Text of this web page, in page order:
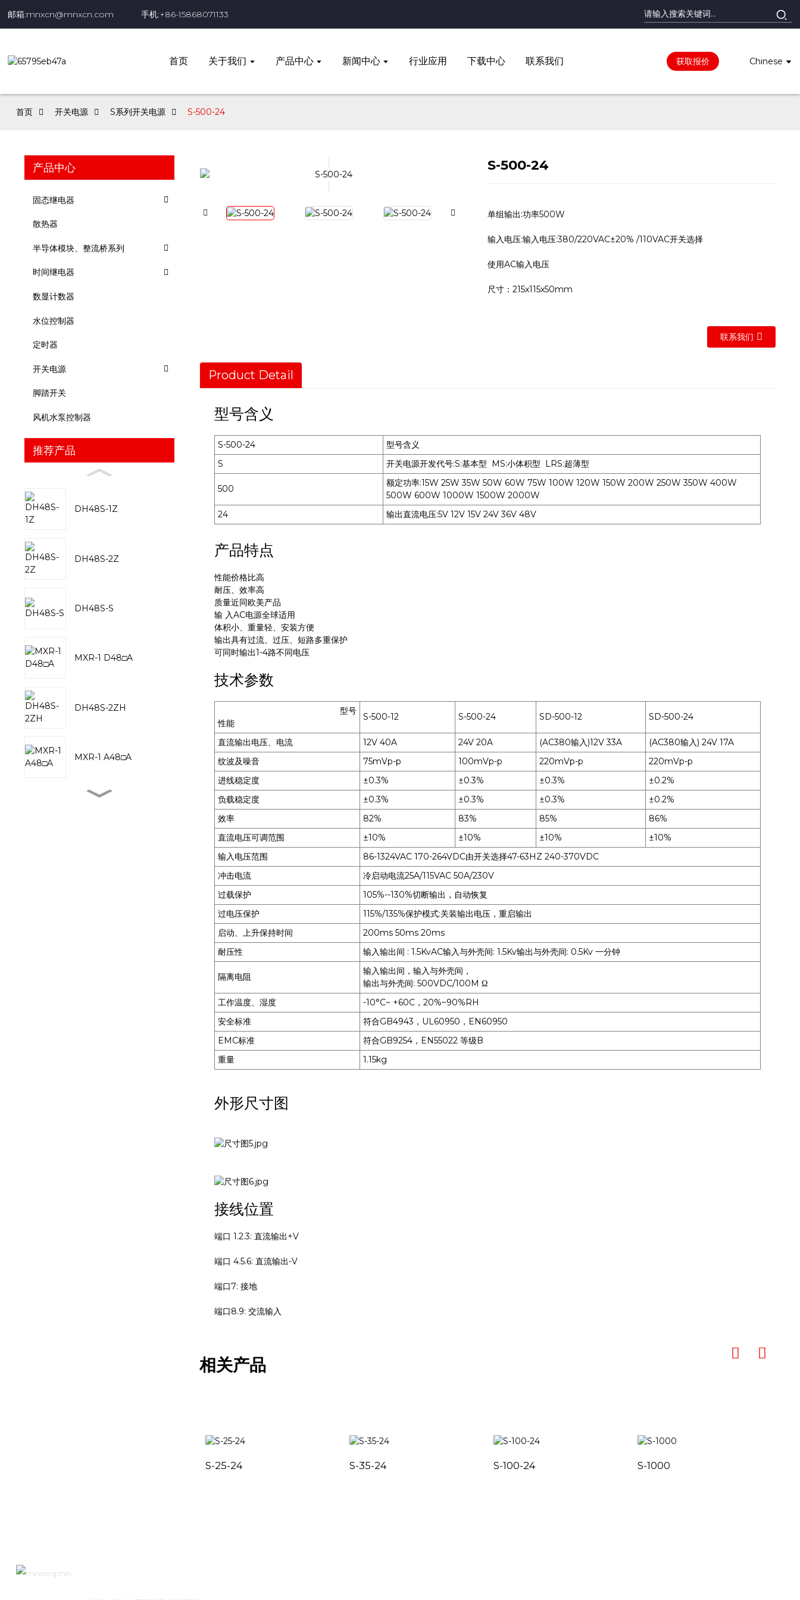
邮箱:mnxcn@mnxcn.com 手机:+86-15868071133
首页 关于我们 产品中心 新闻中心 行业应用 下载中心 联系我们 获取报价 Chinese
首页 开关电源 S系列开关电源 S-500-24
产品中心
固态继电器
散热器
半导体模块、整流桥系列
时间继电器
数显计数器
水位控制器
定时器
开关电源
脚踏开关
风机水泵控制器
推荐产品
DH48S-1Z
DH48S-2Z
DH48S-S
MXR-1 D48□A
DH48S-2ZH
MXR-1 A48□A
S-500-24
单组输出:功率500W
输入电压:输入电压:380/220VAC±20% /110VAC开关选择
使用AC输入电压
尺寸：215x115x50mm
联系我们
Product Detail
型号含义
S-500-24
型号含义
S
开关电源开发代号:S:基本型 MS:小体积型 LRS:超薄型
500
额定功率:15W 25W 35W 50W 60W 75W 100W 120W 150W 200W 250W 350W 400W
500W 600W 1000W 1500W 2000W
24
输出直流电压:5V 12V 15V 24V 36V 48V
产品特点
性能价格比高
耐压、效率高
质量近同欧美产品
输 入AC电源全球适用
体积小、重量轻、安装方便
输出具有过流、过压、短路多重保护
可同时输出1-4路不同电压
技术参数
型号
性能
S-500-12 S-500-24 SD-500-12 SD-500-24
直流输出电压、电流 12V 40A 24V 20A (AC380输入)12V 33A
(AC380输入) 24V 17A
纹波及噪音
75mVp-p 100mVp-p 220mVp-p
220mVp-p
进线稳定度
±0.3% ±0.3% ±0.3%
±0.2%
负载稳定度
±0.3% ±0.3% ±0.3%
±0.2%
效率
82% 83% 85%
86%
直流电压可调范围
±10% ±10% ±10%
±10%
输入电压范围
86-1324VAC 170-264VDC由开关选择47-63HZ 240-370VDC
冲击电流
冷启动电流25A/115VAC 50A/230V
过载保护
105%--130%切断输出，自动恢复
过电压保护
115%/135%保护模式:关装输出电压，重启输出
启动、上升保持时间
200ms 50ms 20ms
耐压性
输入输出间 : 1.5KvAC输入与外壳间: 1.5Kv输出与外壳间: 0.5Kv 一分钟
隔离电阻
输入输出间，输入与外壳间，
输出与外壳间: 500VDC/100M Ω
工作温度、湿度
-10°C~ +60C，20%~90%RH
安全标准
符合GB4943，UL60950，EN60950
EMC标准
符合GB9254，EN55022 等级B
重量
1.15kg
外形尺寸图
接线位置
端口 1.2.3: 直流输出+V
端口 4.5.6: 直流输出-V
端口7: 接地
端口8.9: 交流输入
相关产品
S-25-24 S-35-24 S-100-24 S-1000